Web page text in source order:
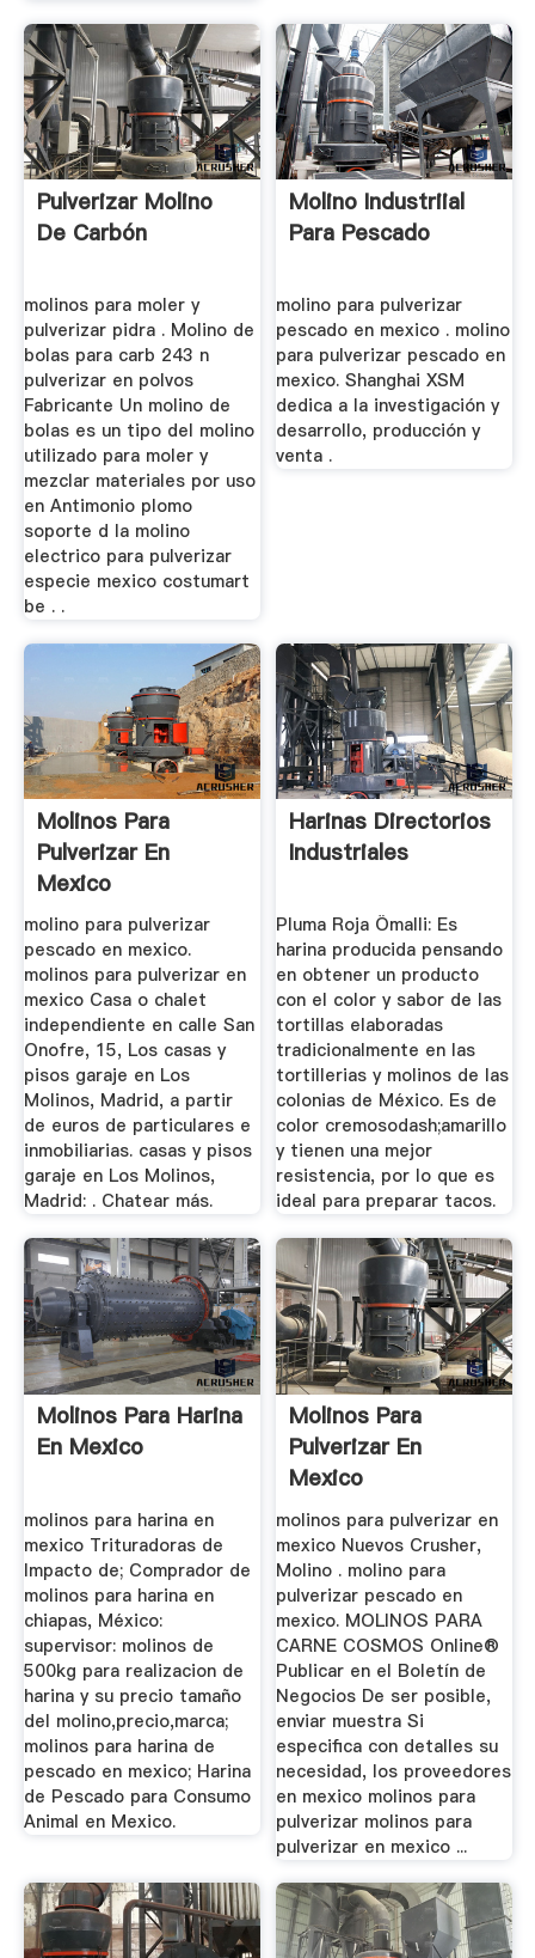
Pulverizar Molino
De Carbón
molinos para moler y
pulverizar pidra . Molino de
bolas para carb 243 n
pulverizar en polvos
Fabricante Un molino de
bolas es un tipo del molino
utilizado para moler y
mezclar materiales por uso
en Antimonio plomo
soporte d la molino
electrico para pulverizar
especie mexico costumart
be . .
Molino Industriial
Para Pescado
molino para pulverizar
pescado en mexico . molino
para pulverizar pescado en
mexico. Shanghai XSM
dedica a la investigación y
desarrollo, producción y
venta .
Molinos Para
Pulverizar En
Mexico
molino para pulverizar
pescado en mexico.
molinos para pulverizar en
mexico Casa o chalet
independiente en calle San
Onofre, 15, Los casas y
pisos garaje en Los
Molinos, Madrid, a partir
de euros de particulares e
inmobiliarias. casas y pisos
garaje en Los Molinos,
Madrid: . Chatear más.
Harinas Directorios
Industriales
Pluma Roja Ömalli: Es
harina producida pensando
en obtener un producto
con el color y sabor de las
tortillas elaboradas
tradicionalmente en las
tortillerias y molinos de las
colonias de México. Es de
color cremosodash;amarillo
y tienen una mejor
resistencia, por lo que es
ideal para preparar tacos.
Molinos Para Harina
En Mexico
molinos para harina en
mexico Trituradoras de
Impacto de; Comprador de
molinos para harina en
chiapas, México:
supervisor: molinos de
500kg para realizacion de
harina y su precio tamaño
del molino,precio,marca;
molinos para harina de
pescado en mexico; Harina
de Pescado para Consumo
Animal en Mexico.
Molinos Para
Pulverizar En
Mexico
molinos para pulverizar en
mexico Nuevos Crusher,
Molino . molino para
pulverizar pescado en
mexico. MOLINOS PARA
CARNE COSMOS Online®
Publicar en el Boletín de
Negocios De ser posible,
enviar muestra Si
especifica con detalles su
necesidad, los proveedores
en mexico molinos para
pulverizar molinos para
pulverizar en mexico ...